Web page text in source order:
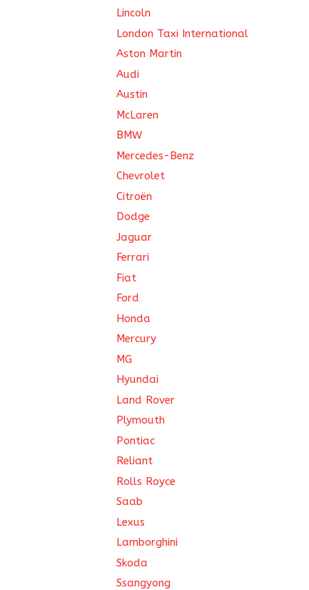
Lincoln
London Taxi International
Aston Martin
Audi
Austin
McLaren
BMW
Mercedes-Benz
Chevrolet
Citroën
Dodge
Jaguar
Ferrari
Fiat
Ford
Honda
Mercury
MG
Hyundai
Land Rover
Plymouth
Pontiac
Reliant
Rolls Royce
Saab
Lexus
Lamborghini
Skoda
Ssangyong